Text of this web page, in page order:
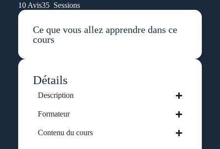
10 Avis35 Sessions
Ce que vous allez apprendre dans ce
cours
Détails
Description
Formateur
Contenu du cours